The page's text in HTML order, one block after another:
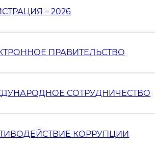
– 2026
ПРАВИТЕЛЬСТВО
СОТРУДНИЧЕСТВО
КОРРУПЦИИ